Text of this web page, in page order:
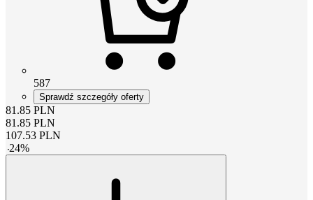
587
Sprawdź szczegóły oferty
81.85 PLN
81.85 PLN
107.53 PLN
-24%